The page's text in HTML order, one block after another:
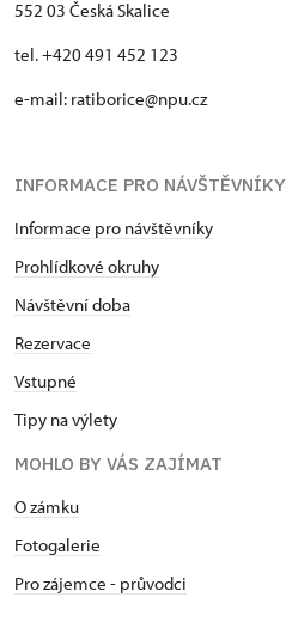
552 03 Česká Skalice
tel. +420 491 452 123
e-mail: ratiborice@npu.cz
INFORMACE PRO NÁVŠTĚVNÍKY
Informace pro návštěvníky
Prohlídkové okruhy
Návštěvní doba
Rezervace
Vstupné
Tipy na výlety
MOHLO BY VÁS ZAJÍMAT
O zámku
Fotogalerie
Pro zájemce - průvodci